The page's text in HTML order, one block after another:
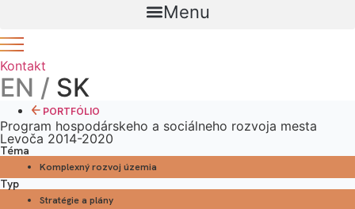
Menu
Kontakt
EN / SK
PORTFÓLIO
Program hospodárskeho a sociálneho rozvoja mesta
Levoča 2014-2020
Téma
Komplexný rozvoj územia
Typ
Stratégie a plány